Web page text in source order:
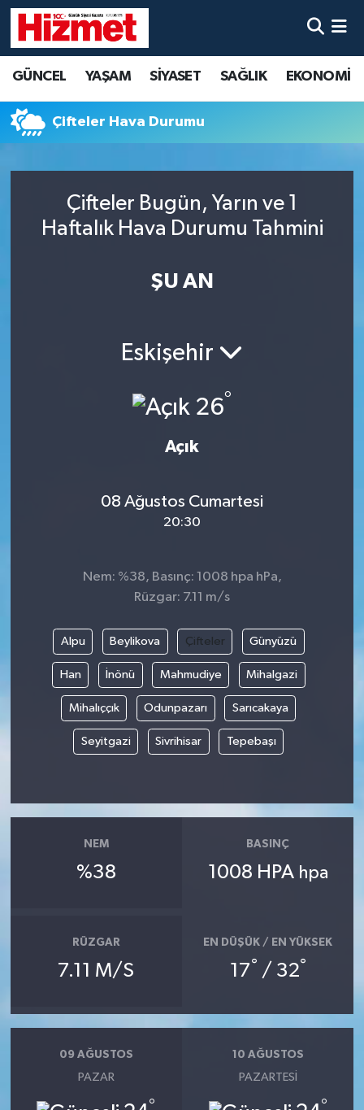
GÜNCEL YAŞAM SİYASET SAĞLIK EKONOMİ
Çifteler Hava Durumu
Çifteler Bugün, Yarın ve 1
Haftalık Hava Durumu Tahmini
ŞU AN
Eskişehir
26°
Açık
08 Ağustos Cumartesi
20:30
Nem: %38, Basınç: 1008 hpa hPa,
Rüzgar: 7.11 m/s
Alpu Beylikova Çifteler Günyüzü
Han İnönü Mahmudiye Mihalgazi
Mihalıççık Odunpazarı Sarıcakaya
Seyitgazi Sivrihisar Tepebaşı
NEM
%38
BASINÇ
1008 HPA hpa
RÜZGAR
7.11 M/S
EN DÜŞÜK / EN YÜKSEK
17° / 32°
09 AĞUSTOS
PAZAR
°
10 AĞUSTOS
PAZARTESI
°
YAŞAM
SİYASET
EKONOMİ
Denizli Hava Durumu
Denizli Trafik Yoğunluk Haritası
Tüm Manşetler